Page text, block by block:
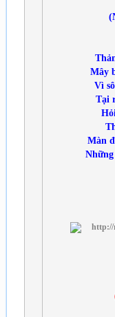
Mây
Vì
Tại
Màn